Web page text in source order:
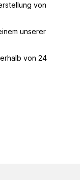
von
unserer
von 24